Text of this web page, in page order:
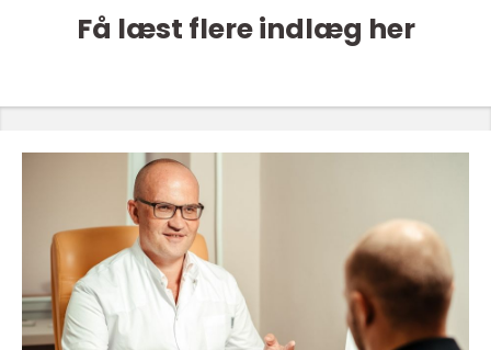
Få læst flere indlæg her